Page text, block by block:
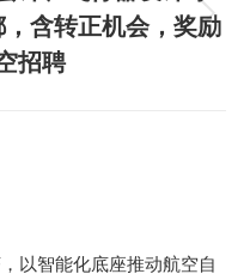
含转正机会，奖励
招聘
以智能化底座推动航空自